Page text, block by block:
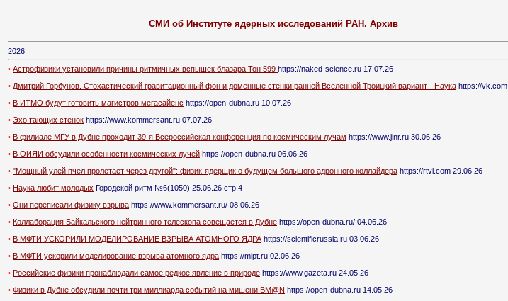
СМИ об Институте ядерных исследований РАН. Архив
2026
• Астрофизики установили причины ритмичных вспышек блазара Тон 599 https://naked-science.ru 17.07.26
• Дмитрий Горбунов. Стохастический гравитационный фон и доменные стенки ранней Вселенной Троицкий вариант - Наука https://vk.com
• В ИТМО будут готовить магистров мегасайенс https://open-dubna.ru 10.07.26
• Эхо тающих стенок https://www.kommersant.ru 07.07.26
• В филиале МГУ в Дубне проходит 39-я Всероссийская конференция по космическим лучам https://www.jinr.ru 30.06.26
• В ОИЯИ обсудили особенности космических лучей https://open-dubna.ru 06.06.26
• "Мощный улей пчел пролетает через другой": физик-ядерщик о будущем большого адронного коллайдера https://rtvi.com 29.06.26
• Наука любит молодых Городской ритм №6(1050) 25.06.26 стр.4
• Они переписали физику взрыва https://www.kommersant.ru/ 08.06.26
• Коллаборация Байкальского нейтринного телескопа совещается в Дубне https://open-dubna.ru/ 04.06.26
• В МФТИ УСКОРИЛИ МОДЕЛИРОВАНИЕ ВЗРЫВА АТОМНОГО ЯДРА https://scientificrussia.ru 03.06.26
• В МФТИ ускорили моделирование взрыва атомного ядра https://mipt.ru 02.06.26
• Российские физики пронаблюдали самое редкое явление в природе https://www.gazeta.ru 24.05.26
• Физики в Дубне обсудили почти три миллиарда событий на мишени BM@N https://open-dubna.ru 14.05.26